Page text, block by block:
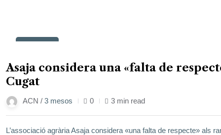
Asaja considera una «falta de
Cugat
ACN / 3 mesos 0 3 min read
L’associació agrària Asaja considera «una falta de respecte» als